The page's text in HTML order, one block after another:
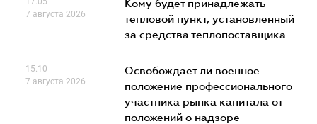
7 августа 2026
Кому будет принадлежать
тепловой пункт, установленный
за средства теплопоставщика
15.10
7 августа 2026
Освобождает ли военное
положение профессионального
участника рынка капитала от
положений о надзоре